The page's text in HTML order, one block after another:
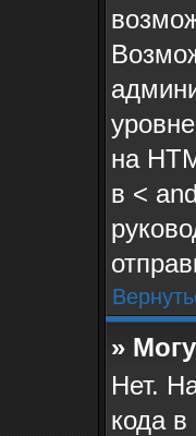
на
в <
»
Нет.
кода